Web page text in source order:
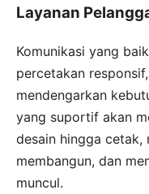
Layanan
Komunikasi yang
percetakan
mendengarkan
yang suportif akan
desain hingga cetak,
membangun, dan
muncul.